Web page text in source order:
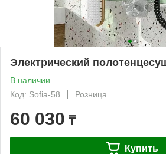
Электрический
В наличии
Код: Sofia-58
Розница
60 030 ₸
Купить